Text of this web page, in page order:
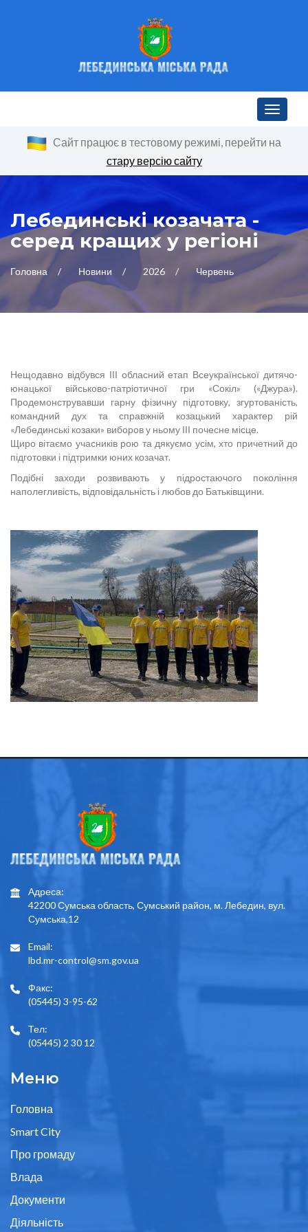
Toggle
Сайт працює в тестовому режимі, перейти на
стару версію сайту
Лебединські козачата -
серед кращих у регіоні
Головна Новини 2026 Червень
Нещодавно відбувся ІІІ обласний етап Всеукраїнської дитячо-
юнацької військово-патріотичної гри «Сокіл» («Джура»).
Продемонструвавши гарну фізичну підготовку, згуртованість,
командний дух та справжній козацький характер рій
«Лебединські козаки» виборов у ньому ІІІ почесне місце.
Щиро вітаємо учасників рою та дякуємо усім, хто причетний до
підготовки і підтримки юних козачат.
Подібні заходи розвивають у підростаючого покоління
наполегливість, відповідальність і любов до Батьківщини.
Адреса:
42200 Сумська область, Сумський район, м. Лебедин, вул.
Сумська,12
Email:
lbd.mr-control@sm.gov.ua
Факс:
(05445) 3-95-62
Тел:
(05445) 2 30 12
Меню
Головна
Smart City
Про громаду
Влада
Документи
Діяльність